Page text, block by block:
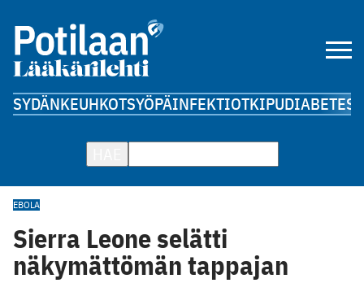
SYDÄNKEUHKOTSYÖPÄINFEKTIOTKIPUDIABETES
EBOLA
Sierra Leone selätti
näkymättömän tappajan